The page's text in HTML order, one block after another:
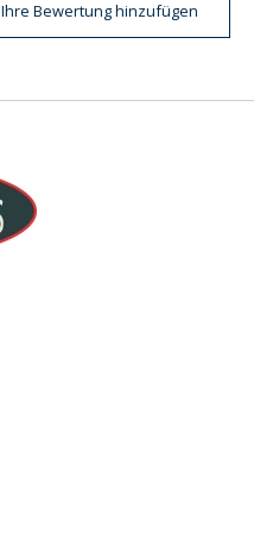
Ihre Bewertung hinzufügen